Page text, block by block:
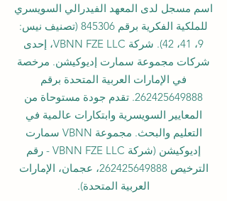
اسم مسجل لدى المعهد الفيدرالي السويسري
للملكية الفكرية برقم 845306 (تصنيف نيس:
9، 41، 42). شركة VBNN FZE LLC، إحدى
شركات مجموعة سمارت إديوكيشن. مرخصة
في الإمارات العربية المتحدة برقم
262425649888. تقدم جودة مستوحاة من
المعايير السويسرية وابتكارات عالمية في
التعليم والبحث. مجموعة VBNN سمارت
إديوكيشن (شركة VBNN FZE LLC - رقم
الترخيص 262425649888، عجمان، الإمارات
العربية المتحدة).